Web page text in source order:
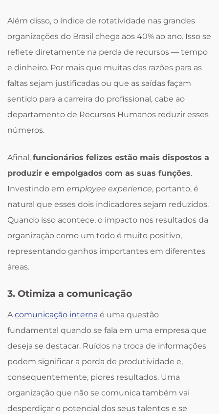
Além disso, o índice de rotatividade nas grandes
organizações do Brasil chega aos 40% ao ano. Isso se
reflete diretamente na perda de recursos — tempo
e dinheiro. Por mais que muitas das razões para as
faltas sejam justificadas ou que as saídas façam
sentido para a carreira do profissional, cabe ao
departamento de Recursos Humanos reduzir esses
números.
Afinal, funcionários felizes estão mais dispostos a
produzir e empolgados com as suas funções.
Investindo em employee experience, portanto, é
natural que esses dois indicadores sejam reduzidos.
Quando isso acontece, o impacto nos resultados da
organização como um todo é muito positivo,
representando ganhos importantes em diferentes
áreas.
3. Otimiza a comunicação
A comunicação interna é uma questão
fundamental quando se fala em uma empresa que
deseja se destacar. Ruídos na troca de informações
podem significar a perda de produtividade e,
consequentemente, piores resultados. Uma
organização que não se comunica também vai
desperdiçar o potencial dos seus talentos e se